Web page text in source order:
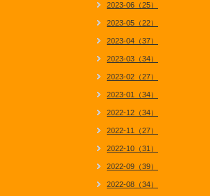
2023-06（25）
2023-05（22）
2023-04（37）
2023-03（34）
2023-02（27）
2023-01（34）
2022-12（34）
2022-11（27）
2022-10（31）
2022-09（39）
2022-08（34）